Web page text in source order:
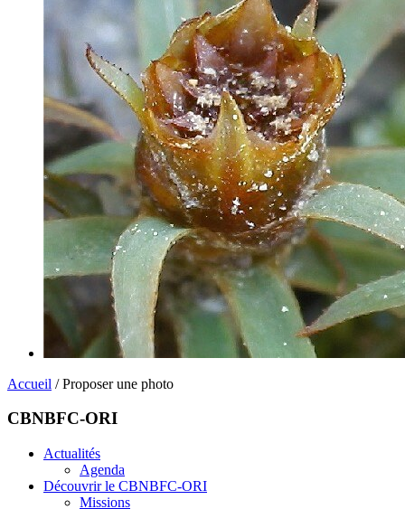
Accueil / Proposer une photo
CBNBFC-ORI
Actualités
Agenda
Découvrir le CBNBFC-ORI
Missions